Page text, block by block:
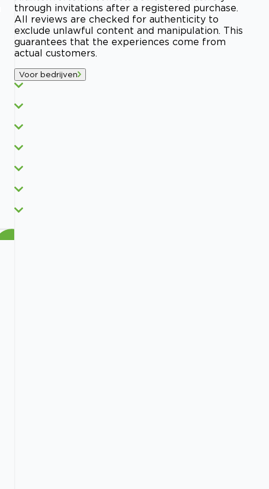
through invitations after a registered purchase.
All reviews are checked for authenticity to
exclude unlawful content and manipulation. This
guarantees that the experiences come from
actual customers.
Voor bedrijven